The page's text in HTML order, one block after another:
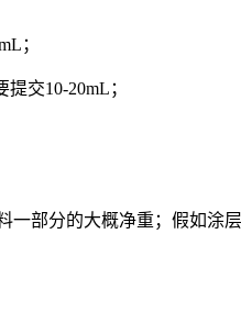
；
交10-20mL；
部分的大概净重；假如涂